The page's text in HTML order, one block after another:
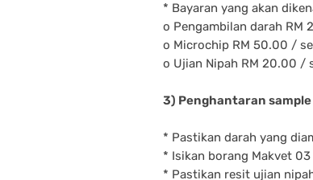
* Bayaran yang akan
o Pengambilan darah RM
o Microchip RM 50.00 /
o Ujian Nipah RM 20.00 /
3) Penghantaran
* Pastikan darah yang
* Isikan borang Makvet
* Pastikan resit ujian